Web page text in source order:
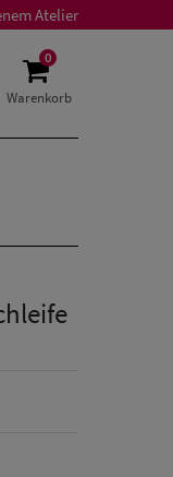
Atelier
0
Warenkorb